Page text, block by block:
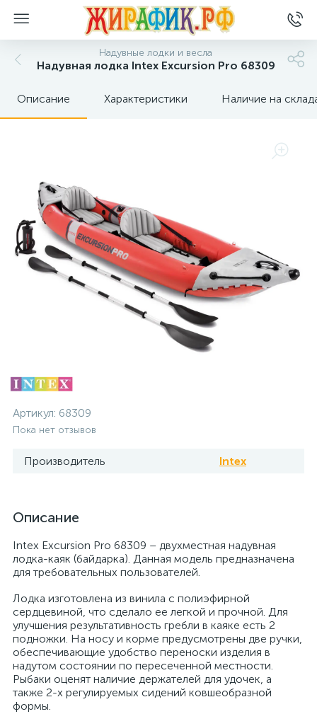
Надувные лодки и весла
Надувная лодка Intex Excursion Pro 68309
Описание Характеристики Наличие на
Артикул: 68309
Пока нет отзывов
Производитель Intex
Описание
Intex Excursion Pro 68309 – двухместная надувная
лодка-каяк (байдарка). Данная модель предназначена
для требовательных пользователей.
Лодка изготовлена из винила с полиэфирной
сердцевиной, что сделало ее легкой и прочной. Для
улучшения результативность гребли в каяке есть 2
подножки. На носу и корме предусмотрены две ручки,
обеспечивающие удобство переноски изделия в
надутом состоянии по пересеченной местности.
Рыбаки оценят наличие держателей для удочек, а
также 2-х регулируемых сидений ковшеобразной
формы.